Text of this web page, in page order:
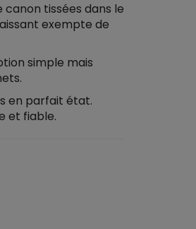
tissées dans le
exempte de
simple mais
en parfait état.
et fiable.